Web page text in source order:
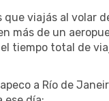
que viajás al volar
más de un
tiempo total de
a Río de